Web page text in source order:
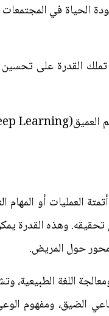
الحياة في
تملك القدرة على
العمليات أو المهام
وهذه القدرة
حول المريض.
اللغة
الضيق، ومفهوم